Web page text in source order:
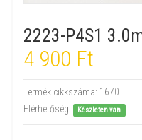
2223-P4S1
4 900 Ft
Termék cikkszáma: 1670
Elérhetőség:
Készleten van